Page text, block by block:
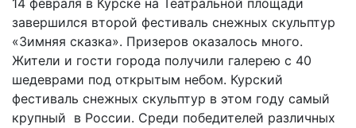
14 февраля в Курске на Театральной площади
завершился второй фестиваль снежных скульптур
«Зимняя сказка». Призеров оказалось много.
Жители и гости города получили галерею с 40
шедеврами под открытым небом. Курский
фестиваль снежных скульптур в этом году самый
крупный в России. Среди победителей различных